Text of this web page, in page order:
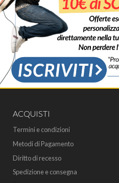
ACQUISTI
Termini e condizioni
Metodi di Pagamento
Diritto di recesso
Spedizione e consegna